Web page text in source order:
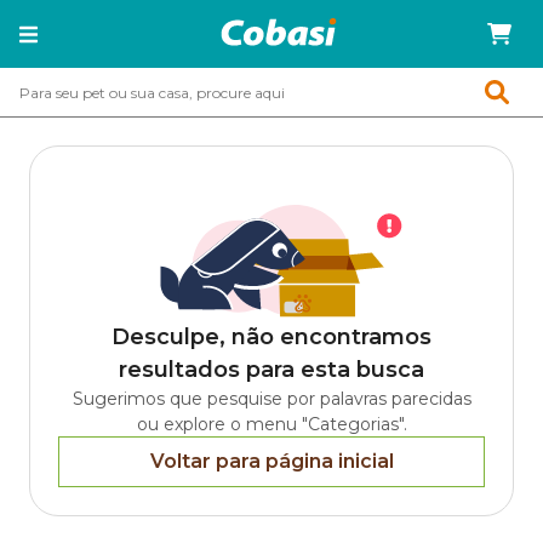
Desculpe, não encontramos
resultados para esta busca
Sugerimos que pesquise por palavras parecidas
ou explore o menu "Categorias".
Voltar para página inicial